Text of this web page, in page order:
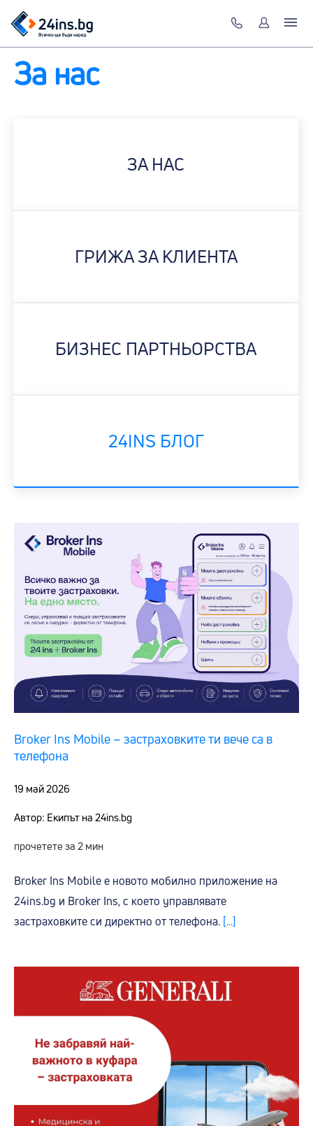
За нас
ЗА НАС
ГРИЖА ЗА КЛИЕНТА
БИЗНЕС ПАРТНЬОРСТВА
24INS БЛОГ
Broker Ins Mobile – застраховките ти вече са в
телефона
19 май 2026
Автор: Екипът на 24ins.bg
прочетете за 2 мин
Broker Ins Mobile е новото мобилно приложение на
24ins.bg и Broker Ins, с което управлявате
застраховките си директно от телефона. [...]